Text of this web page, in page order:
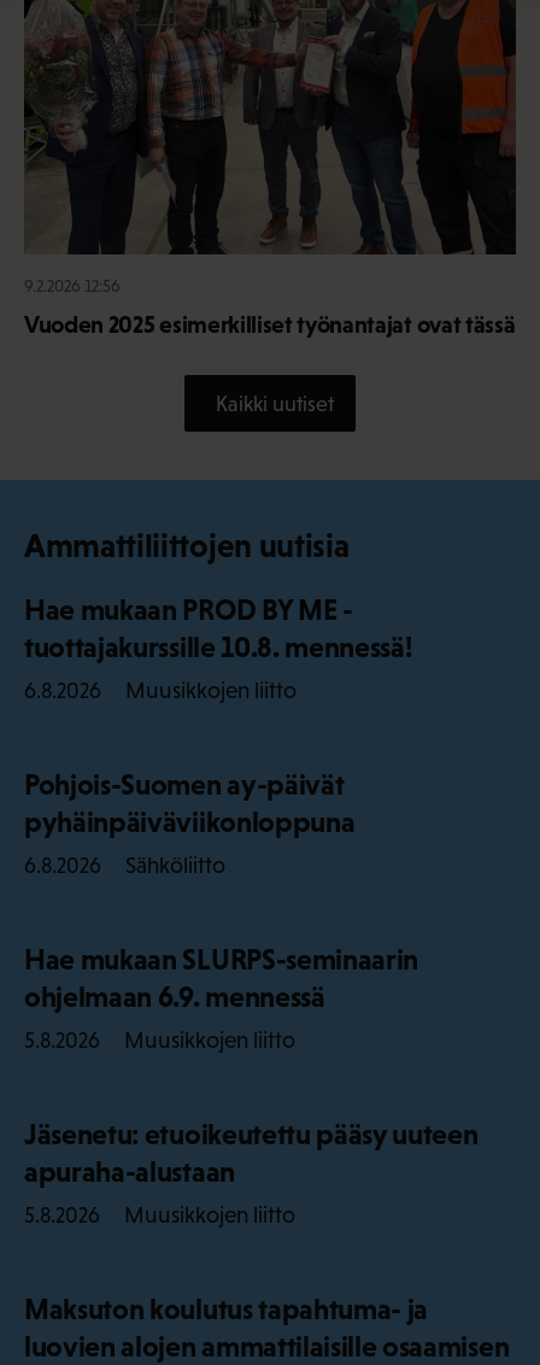
9.2.2026 12:56
Vuoden 2025 esimerkilliset työnantajat ovat tässä
Kaikki uutiset
Ammattiliittojen uutisia
Hae mukaan PROD BY ME -
tuottajakurssille 10.8. mennessä!
6.8.2026 Muusikkojen liitto
Pohjois-Suomen ay-päivät
pyhäinpäiväviikonloppuna
6.8.2026 Sähköliitto
Hae mukaan SLURPS-seminaarin
ohjelmaan 6.9. mennessä
5.8.2026 Muusikkojen liitto
Jäsenetu: etuoikeutettu pääsy uuteen
apuraha-alustaan
5.8.2026 Muusikkojen liitto
Maksuton koulutus tapahtuma- ja
luovien alojen ammattilaisille osaamisen